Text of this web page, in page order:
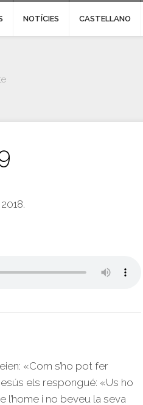
NOTÍCIES CASTELLANO
«Com s’ho pot fer
els respongué: «Us ho
l’home i no beveu la seva